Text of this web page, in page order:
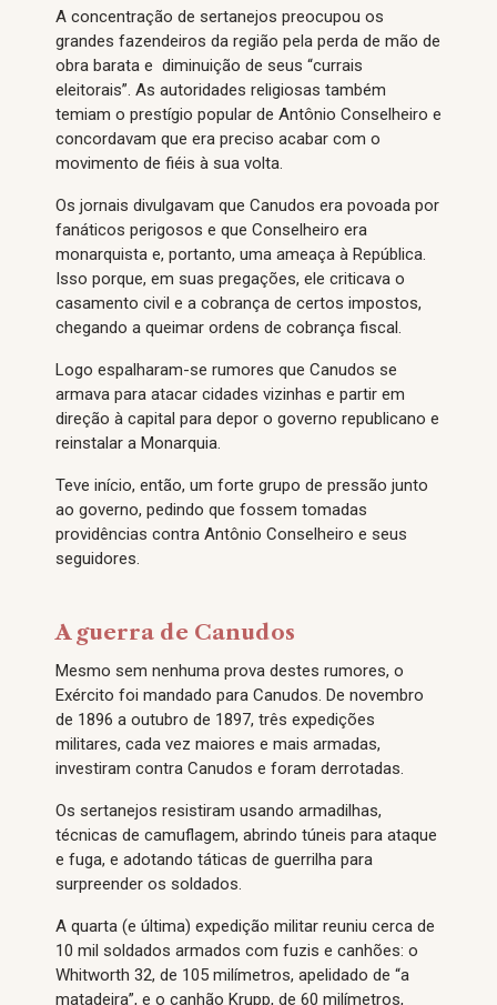
A concentração de sertanejos preocupou os
grandes fazendeiros da região pela perda de mão de
obra barata e diminuição de seus “currais
eleitorais”. As autoridades religiosas também
temiam o prestígio popular de Antônio Conselheiro e
concordavam que era preciso acabar com o
movimento de fiéis à sua volta.
Os jornais divulgavam que Canudos era povoada por
fanáticos perigosos e que Conselheiro era
monarquista e, portanto, uma ameaça à República.
Isso porque, em suas pregações, ele criticava o
casamento civil e a cobrança de certos impostos,
chegando a queimar ordens de cobrança fiscal.
Logo espalharam-se rumores que Canudos se
armava para atacar cidades vizinhas e partir em
direção à capital para depor o governo republicano e
reinstalar a Monarquia.
Teve início, então, um forte grupo de pressão junto
ao governo, pedindo que fossem tomadas
providências contra Antônio Conselheiro e seus
seguidores.
A guerra de Canudos
Mesmo sem nenhuma prova destes rumores, o
Exército foi mandado para Canudos. De novembro
de 1896 a outubro de 1897, três expedições
militares, cada vez maiores e mais armadas,
investiram contra Canudos e foram derrotadas.
Os sertanejos resistiram usando armadilhas,
técnicas de camuflagem, abrindo túneis para ataque
e fuga, e adotando táticas de guerrilha para
surpreender os soldados.
A quarta (e última) expedição militar reuniu cerca de
10 mil soldados armados com fuzis e canhões: o
Whitworth 32, de 105 milímetros, apelidado de “a
matadeira”, e o canhão Krupp, de 60 milímetros,